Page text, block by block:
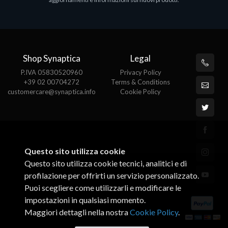
Shop Synaptica
P.IVA 05830520960
+39 02 00704272
customercare@synaptica.info
Legal
Privacy Policy
Terms & Conditions
Cookie Policy
Questo sito utilizza cookie
Questo sito utilizza cookie tecnici, analitici e di
profilazione per offrirti un servizio personalizzato.
Puoi scegliere come utilizzarli e modificare le
impostazioni in qualsiasi momento.
Maggiori dettagli nella nostraCookie Policy.